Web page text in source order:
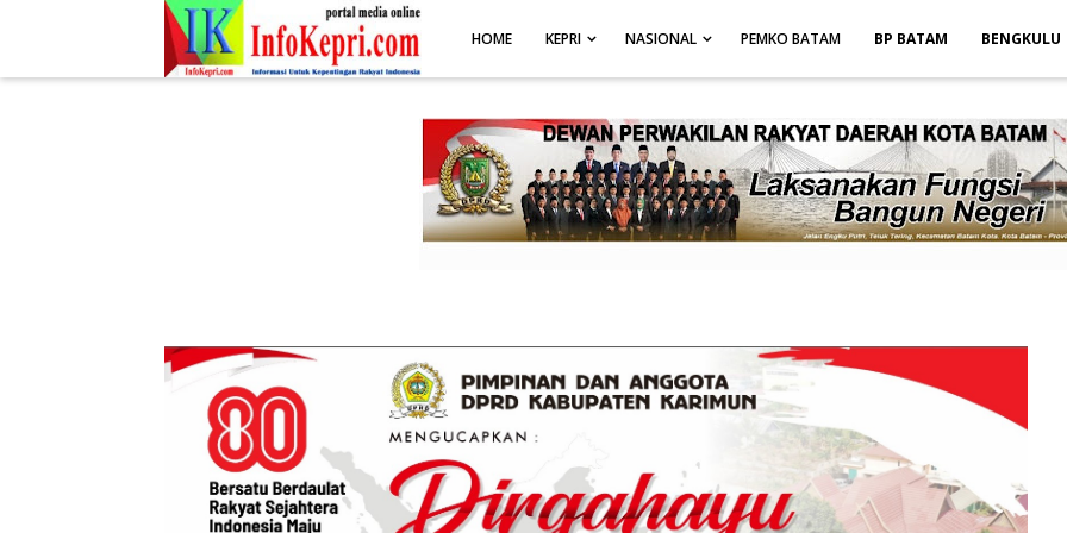
.post-body img { display: block; margin: 0 auto; max-width: 100%; height: auto; }
HOME KEPRI NASIONAL PEMKO BATAM BP BATAM BENGKULU